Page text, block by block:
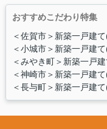
おすすめこだわり特集
＜佐賀市＞新築一戸建
＜小城市＞新築一戸建
＜みやき町＞新築一戸
＜神崎市＞新築一戸建
＜長与町＞新築一戸建